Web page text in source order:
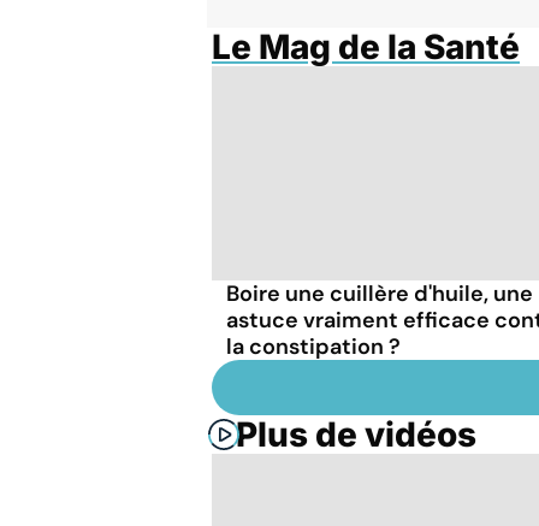
Le Mag de la Santé
Boire une cuillère d'huile, une
astuce vraiment efficace
la constipation ?
Plus de vidéos